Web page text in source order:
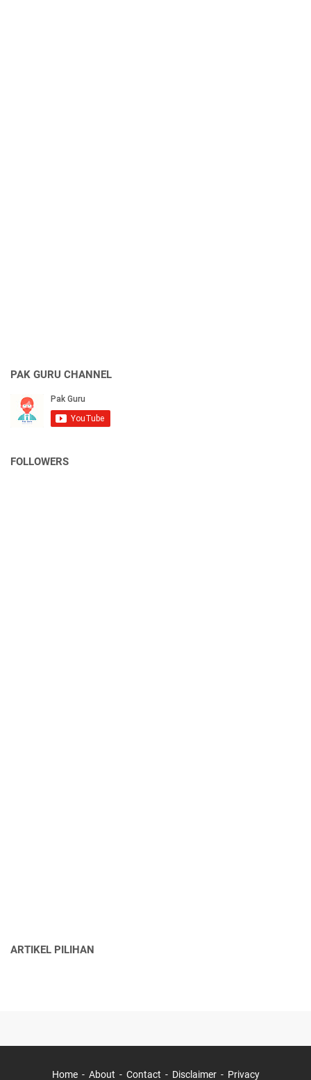
PAK GURU CHANNEL
FOLLOWERS
ARTIKEL PILIHAN
Home About Contact Disclaimer Privacy